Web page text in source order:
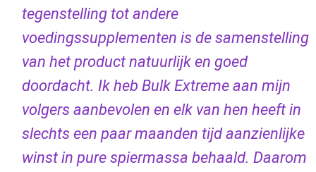
tegenstelling tot andere
voedingssupplementen is de samenstelling
van het product natuurlijk en goed
doordacht. Ik heb Bulk Extreme aan mijn
volgers aanbevolen en elk van hen heeft in
slechts een paar maanden tijd aanzienlijke
winst in pure spiermassa behaald. Daarom